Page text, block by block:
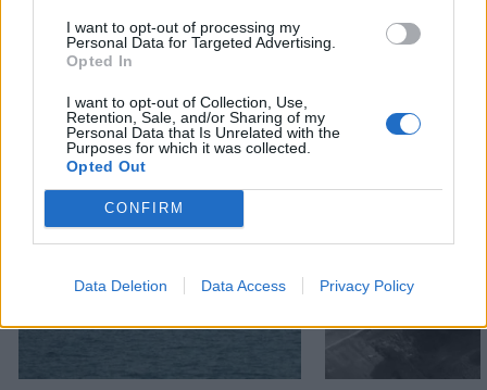
I want to opt-out of processing my
Personal Data for Targeted Advertising.
Opted In
I want to opt-out of Collection, Use,
Retention, Sale, and/or Sharing of my
Personal Data that Is Unrelated with the
Purposes for which it was collected.
Opted Out
CONFIRM
Data Deletion Data Access Privacy Policy
Διάβασε επίσης
Newsκαι μάθετε πρώτοι όλες τις ειδήσεις
για την άμυνα.